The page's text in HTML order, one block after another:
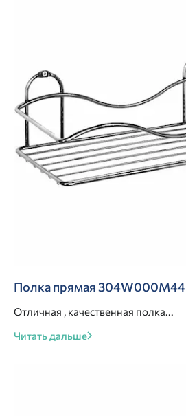
Полка прямая 304W000M44
Отличная , качественная полка...
Читать дальше